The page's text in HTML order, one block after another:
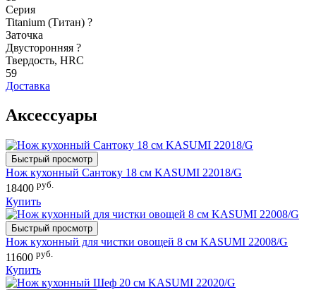
Серия
Titanium (Титан) ?
Заточка
Двусторонняя ?
Твердость, HRC
59
Доставка
Аксессуары
Быстрый просмотр
Нож кухонный Сантоку 18 см KASUMI 22018/G
18400 руб.
Купить
Быстрый просмотр
Нож кухонный для чистки овощей 8 см KASUMI 22008/G
11600 руб.
Купить